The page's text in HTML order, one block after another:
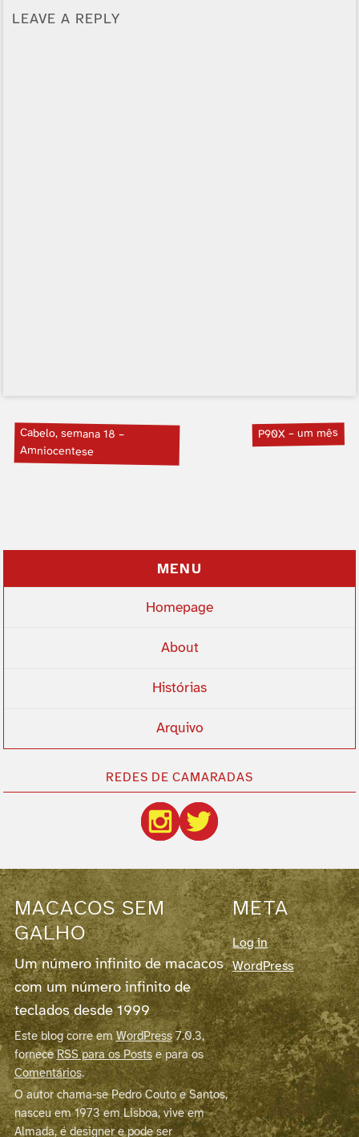
LEAVE A REPLY
Cabelo, semana 18 –
Amniocentese
P90X – um mês
MENU
Homepage
About
Histórias
Arquivo
REDES DE CAMARADAS
MACACOS SEM
GALHO
Um número infinito de macacos
com um número infinito de
teclados desde 1999
Este blog corre emWordPress7.0.3,
forneceRSS para os Postse para os
Comentários.
O autor chama-se Pedro Couto e Santos,
nasceu em 1973 em Lisboa, vive em
Almada, é designer e pode ser
META
Log in
WordPress